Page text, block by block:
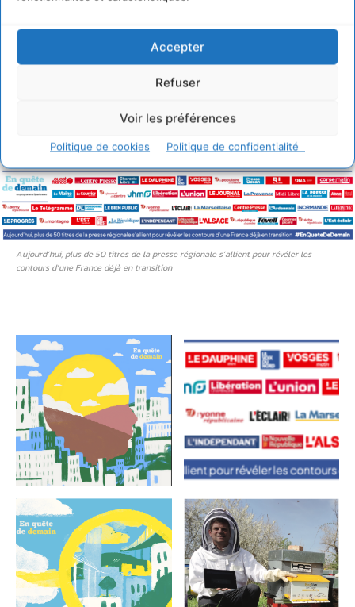
Accepter
Refuser
Voir les préférences
Politique de cookies Politique de confidentialité
En quête de demain : les chiffres-
clés
Plus de 50 médias régionaux associés/16 pages distribués
édition/± 13 millions d’exemplaires distribués à chaque
édition
Aujourd’hui, plus de 50 titres de la presse régionale s’allient pour révéler les
contours d’une France déjà en transition